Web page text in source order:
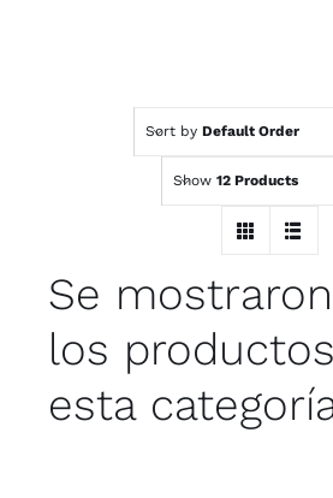
Sort by Default Order
Show 12 Products
Se
los
esta